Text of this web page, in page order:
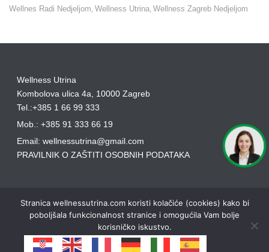
Wellnes Radi Nedjeljom Wellness Utrina Wellness Zagreb Nedjeljom
Wellness Utrina
Kombolova ulica 4a, 10000 Zagreb
Tel.:+385 1 66 99 333
Mob.: +385 91 333 66 19
Email: wellnessutrina@gmail.com
PRAVILNIK O ZAŠTITI OSOBNIH PODATAKA
Stranica wellnessutrina.com koristi kolačiće (cookies) kako bi
poboljšala funkcionalnost stranice i omogućila Vam bolje
korisničko iskustvo.
Ok